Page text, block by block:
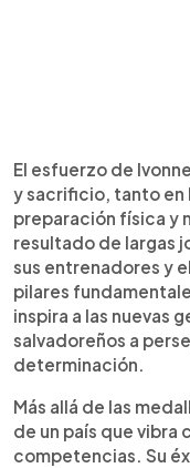
El esfuerzo de
y sacrificio, tanto en
preparación física y
resultado de largas
sus entrenadores y
pilares
inspira a las nuevas
salvadoreños a
determinación.
Más allá de las
de un país que vibra
competencias. Su